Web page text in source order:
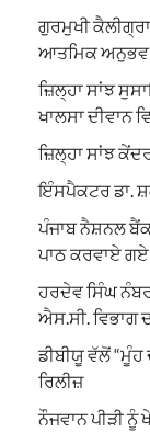
ਗੁਰਮੁਖੀ
ਆਤਮਿਕ ਅਨੁਭਵ
ਜ਼ਿਲ੍ਹਾ ਸਾਂਝ
ਖਾਲਸਾ ਦੀਵਾਨ
ਜ਼ਿਲ੍ਹਾ ਸਾਂਝ
ਇੰਸਪੈਕਟਰ ਡਾ.
ਪੰਜਾਬ ਨੈਸ਼ਨਲ ਬੈਂਕ
ਪਾਠ ਕਰਵਾਏ ਗਏ
ਹਰਦੇਵ ਸਿੰਘ
ਐਸ.ਸੀ. ਵਿਭਾਗ
ਡੀਬੀਯੂ ਵੱਲੋਂ
ਰਿਲੀਜ਼
ਨੌਜਵਾਨ ਪੀੜੀ ਨੂੰ